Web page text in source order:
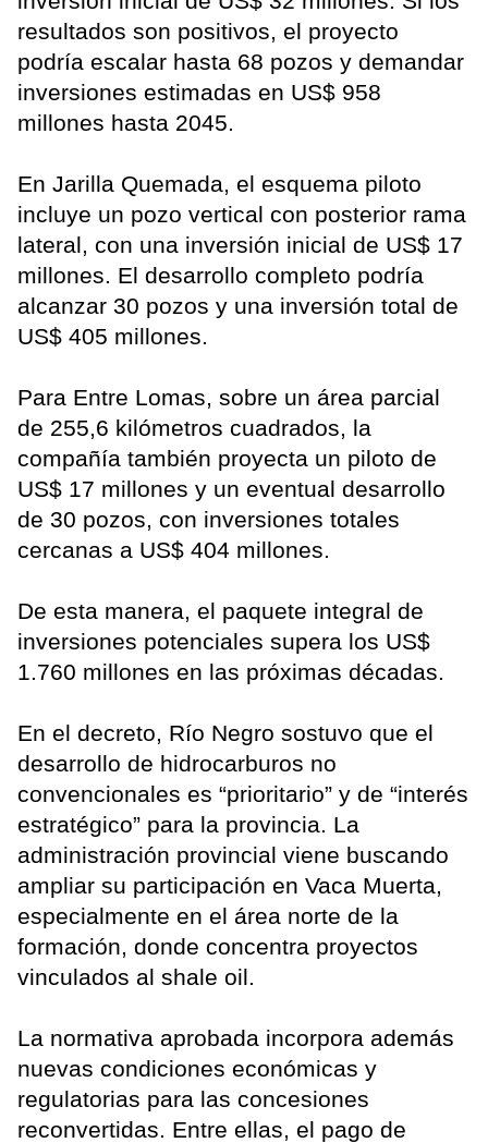
resultados son positivos, el proyecto
podría escalar hasta 68 pozos y demandar
inversiones estimadas en US$ 958
millones hasta 2045.
En Jarilla Quemada, el esquema piloto
incluye un pozo vertical con posterior rama
lateral, con una inversión inicial de US$ 17
millones. El desarrollo completo podría
alcanzar 30 pozos y una inversión total de
US$ 405 millones.
Para Entre Lomas, sobre un área parcial
de 255,6 kilómetros cuadrados, la
compañía también proyecta un piloto de
US$ 17 millones y un eventual desarrollo
de 30 pozos, con inversiones totales
cercanas a US$ 404 millones.
De esta manera, el paquete integral de
inversiones potenciales supera los US$
1.760 millones en las próximas décadas.
En el decreto, Río Negro sostuvo que el
desarrollo de hidrocarburos no
convencionales es “prioritario” y de “interés
estratégico” para la provincia. La
administración provincial viene buscando
ampliar su participación en Vaca Muerta,
especialmente en el área norte de la
formación, donde concentra proyectos
vinculados al shale oil.
La normativa aprobada incorpora además
nuevas condiciones económicas y
regulatorias para las concesiones
reconvertidas. Entre ellas, el pago de